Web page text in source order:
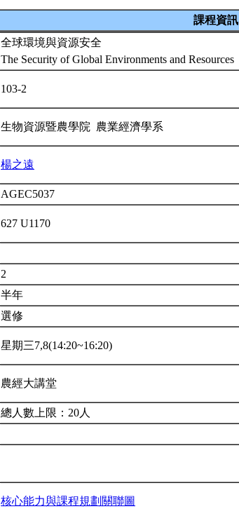
課程資訊
全球環境與資源安全
The Security of Global Environments and Resources
103-2
生物資源暨農學院 農業經濟學系
楊之遠
AGEC5037
627 U1170
2
半年
選修
星期三7,8(14:20~16:20)
農經大講堂
總人數上限：20人
核心能力與課程規劃關聯圖